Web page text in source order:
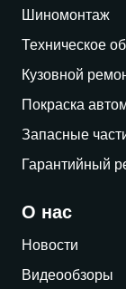
Шиномонтаж
Техническое
Кузовной
Покраска
Запасные
Гарантийный
О нас
Новости
Видеообзоры